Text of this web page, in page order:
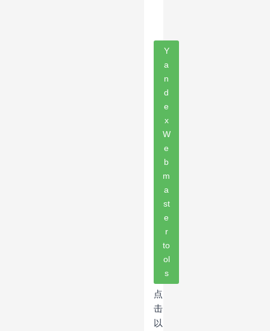
Y
a
n
d
e
x
W
e
b
m
a
st
e
r
to
ol
s
点
击
以